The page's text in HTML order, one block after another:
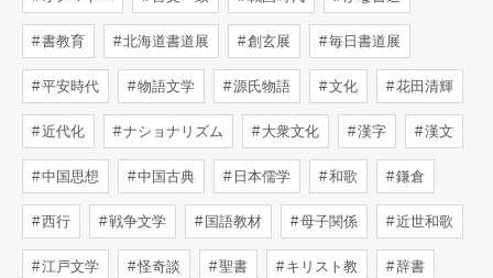
書教育 北海道書道展 創玄展 毎日書道展
平安時代 物語文学 源氏物語 文化 花田清輝
近代化 ナショナリズム 大衆文化 漢字 漢文
中国思想 中国古典 日本儒学 和歌 鎌倉
西行 戦争文学 国語教材 母子関係 近世和歌
江戸文学 怪奇談 聖書 キリスト教 辞書